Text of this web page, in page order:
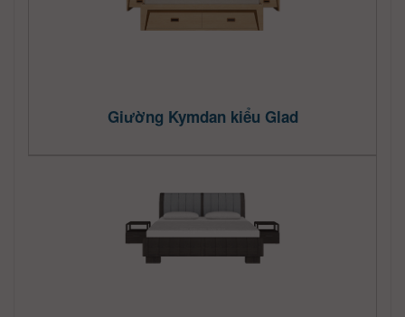
Giường Kymdan kiểu Glad